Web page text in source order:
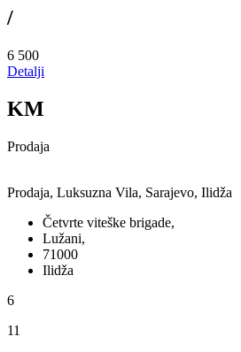
/
6 500
Detalji
KM
Prodaja
Prodaja, Luksuzna Vila, Sarajevo, Ilidža
Četvrte viteške brigade,
Lužani,
71000
Ilidža
6
11